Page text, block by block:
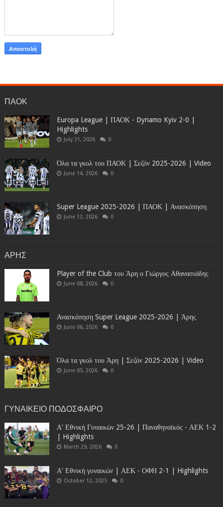
ΠΑΟΚ
Europa League | ΠΑΟΚ - Dynamo Kyiv 2-0 |
Highlights
July 31, 2026 0
Όλα τα γκολ του ΠΑΟΚ | Σεζόν 2025-2026 | Video
June 14, 2026 0
Super League 2025-2026 | ΠΑΟΚ | Ανασκόπηση
June 13, 2026 0
ΑΡΗΣ
Player of the Club του Άρη ο Γιώργος Αθανασιάδης
June 08, 2026 0
Ανασκόπηση Super League 2025-2026 | Άρης
June 06, 2026 0
Όλα τα γκολ του Άρη | Σεζόν 2025-2026 | Video
June 05, 2026 0
ΓΥΝΑΙΚΕΙΟ ΠΟΔΟΣΦΑΙΡΟ
Α' Εθνική Γυναικών 25-26 | Παναθηναϊκός - ΑΕΚ 1-2
| Highlights
March 29, 2026 0
Α' Εθνική γυναικών | ΑΕΚ - ΟΦΗ 2-1 | Highlights
October 12, 2025 0